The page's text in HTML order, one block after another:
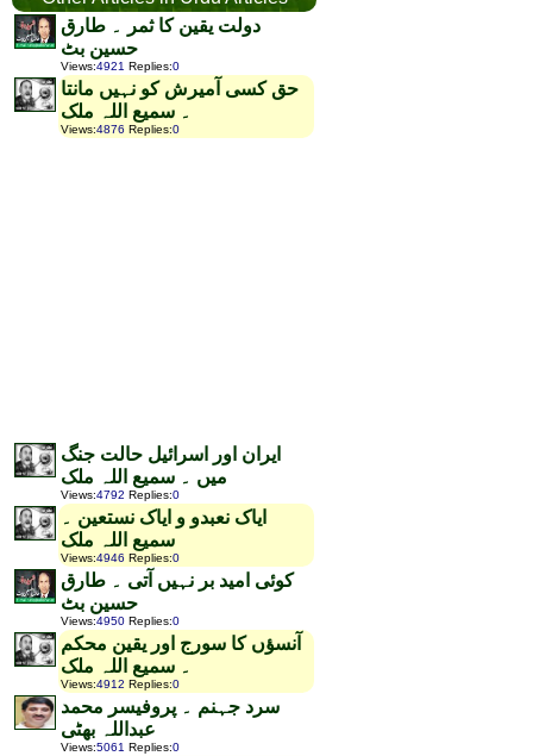
دولت یقین کا ثمر ۔ طارق
حسین بٹ
Views:4921 Replies:0
حق کسی آمیرش کو نہیں مانتا
۔ سمیع اللہ ملک
Views:4876 Replies:0
ایران اور اسرائیل حالت جنگ
میں ۔ سمیع اللہ ملک
Views:4792 Replies:0
ایاک نعبدو و ایاک نستعین ۔
سمیع اللہ ملک
Views:4946 Replies:0
کوئی امید بر نہیں آتی ۔ طارق
حسین بٹ
Views:4950 Replies:0
آنسؤں کا سورج اور یقین محکم
۔ سمیع اللہ ملک
Views:4912 Replies:0
سرد جہنم ۔ پروفیسر محمد
عبداللہ بھٹی
Views:5061 Replies:0